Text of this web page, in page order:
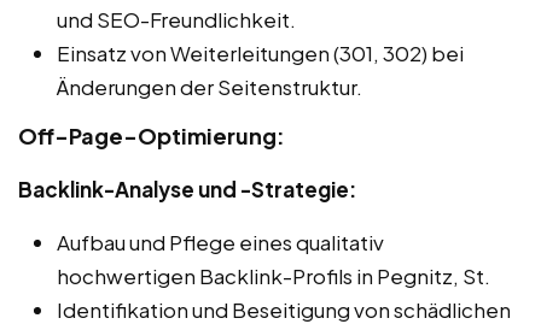
und SEO-Freundlichkeit.
Einsatz von Weiterleitungen (301, 302) bei
Änderungen der Seitenstruktur.
Off-Page-Optimierung:
Backlink-Analyse und -Strategie:
Aufbau und Pflege eines qualitativ
hochwertigen Backlink-Profils in Pegnitz, St.
Identifikation und Beseitigung von schädlichen